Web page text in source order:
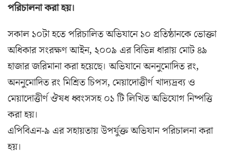
প‌রিচালনা করা হয়।
সকাল ১০টা হ‌তে প‌রিচা‌লিত অ‌ভিযা‌নে ১০ প্রতিষ্ঠান‌কে ভোক্তা
অ‌ধিকার সংরক্ষণ আইন, ২০০৯ এর বি‌ভিন্ন ধারায় মোট ৪৯
হাজার জ‌রিমানা করা হ‌য়ে‌ছে। অ‌ভিযা‌নে অননু‌মো‌দিত রং,
অননু‌মো‌দিত রং মি‌শ্রিত চিপস, মেয়াদোত্তীর্ণ খাদ‌্যদ্রব‌্য ও
মেয়া‌দোত্তীর্ণ ঔষধ ধ্বংসসহ ০১ টি লি‌খিত অ‌ভি‌যোগ নিষ্প‌ত্তি
করা হয়।
এ‌পি‌বিএন-৯ এর সহায়তায় উপর্যুক্ত অ‌ভিযা‌ন প‌রিচালনা করা
হয়।